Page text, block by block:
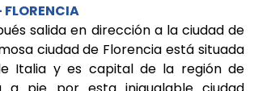
salida en dirección a la ciudad de
ciudad de Florencia está situada
Italia y es capital de la región de